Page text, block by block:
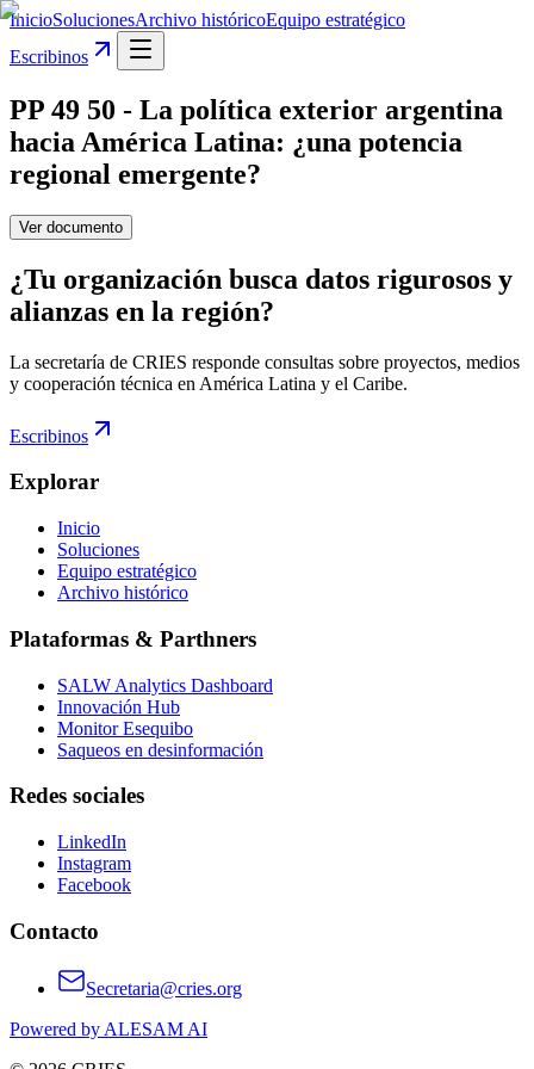
InicioSolucionesArchivo históricoEquipo estratégico
Escribinos
PP 49 50 - La política exterior argentina
hacia América Latina: ¿una potencia
regional emergente?
Ver documento
¿Tu organización busca datos rigurosos y
alianzas en la región?
La secretaría de CRIES responde consultas sobre proyectos, medios
y cooperación técnica en América Latina y el Caribe.
Escribinos
Explorar
Inicio
Soluciones
Equipo estratégico
Archivo histórico
Plataformas & Parthners
SALW Analytics Dashboard
Innovación Hub
Monitor Esequibo
Saqueos en desinformación
Redes sociales
LinkedIn
Instagram
Facebook
Contacto
Secretaria@cries.org
Powered by ALESAM AI